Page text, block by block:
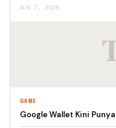
AUG 7, 2026
GAME
Google Wallet Kini